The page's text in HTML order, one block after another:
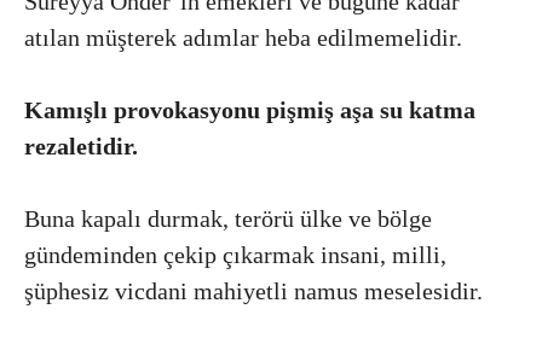
atılan müşterek adımlar heba edilmemelidir.
Kamışlı provokasyonu pişmiş aşa su katma
rezaletidir.
Buna kapalı durmak, terörü ülke ve bölge
gündeminden çekip çıkarmak insani, milli,
şüphesiz vicdani mahiyetli namus meselesidir.